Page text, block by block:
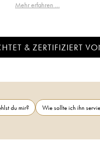
Mehr erfahren …
& ZERTIFIZIERT
du mir? Wie sollte ich ihn